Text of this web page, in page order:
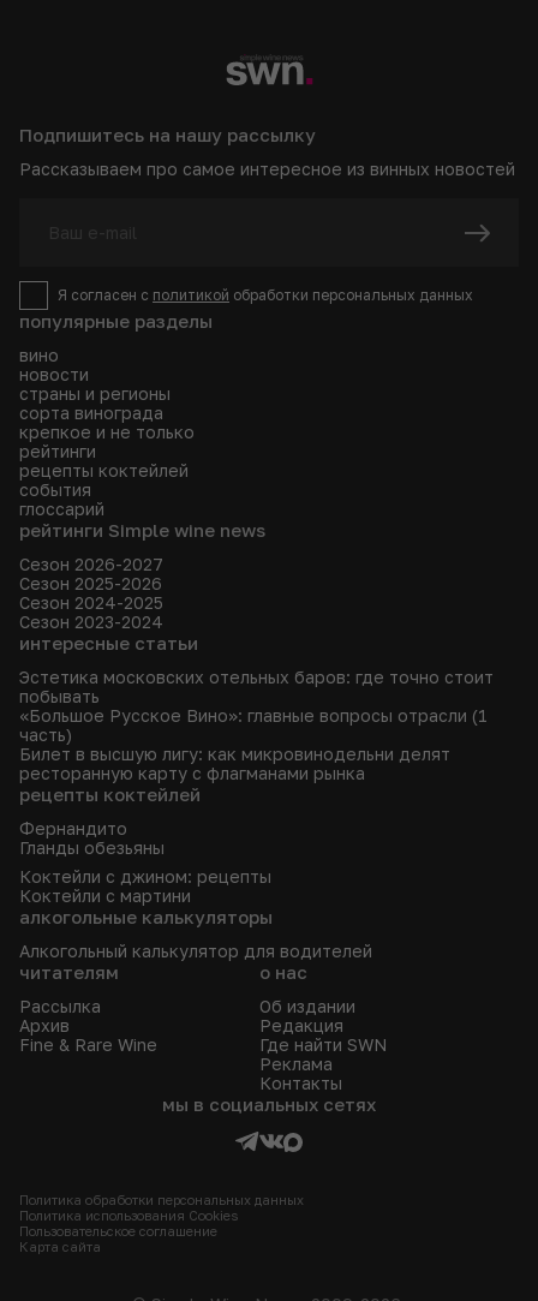
популярные разделы
вино
новости
страны и регионы
сорта винограда
крепкое и не только
рейтинги
рецепты коктейлей
события
глоссарий
рейтинги Simple wine news
Сезон 2026-2027
Сезон 2025-2026
Сезон 2024-2025
Сезон 2023-2024
интересные статьи
Эстетика московских отельных баров: где точно стоит
побывать
«Большое Русское Вино»: главные вопросы отрасли (1
часть)
Билет в высшую лигу: как микровинодельни делят
ресторанную карту с флагманами рынка
рецепты коктейлей
Фернандито
Гланды обезьяны
Коктейли с джином: рецепты
Коктейли с мартини
алкогольные калькуляторы
Алкогольный калькулятор для водителей
читателям
Рассылка
Архив
Fine & Rare Wine
о нас
Об издании
Редакция
Где найти SWN
Реклама
Контакты
Подпишитесь на нашу рассылку
Рассказываем про самое интересное из винных новостей
Я согласен с политикой обработки персональных данных
мы в социальных сетях
Политика обработки персональных данных
Политика использования Сookies
Пользовательское соглашение
Карта сайта